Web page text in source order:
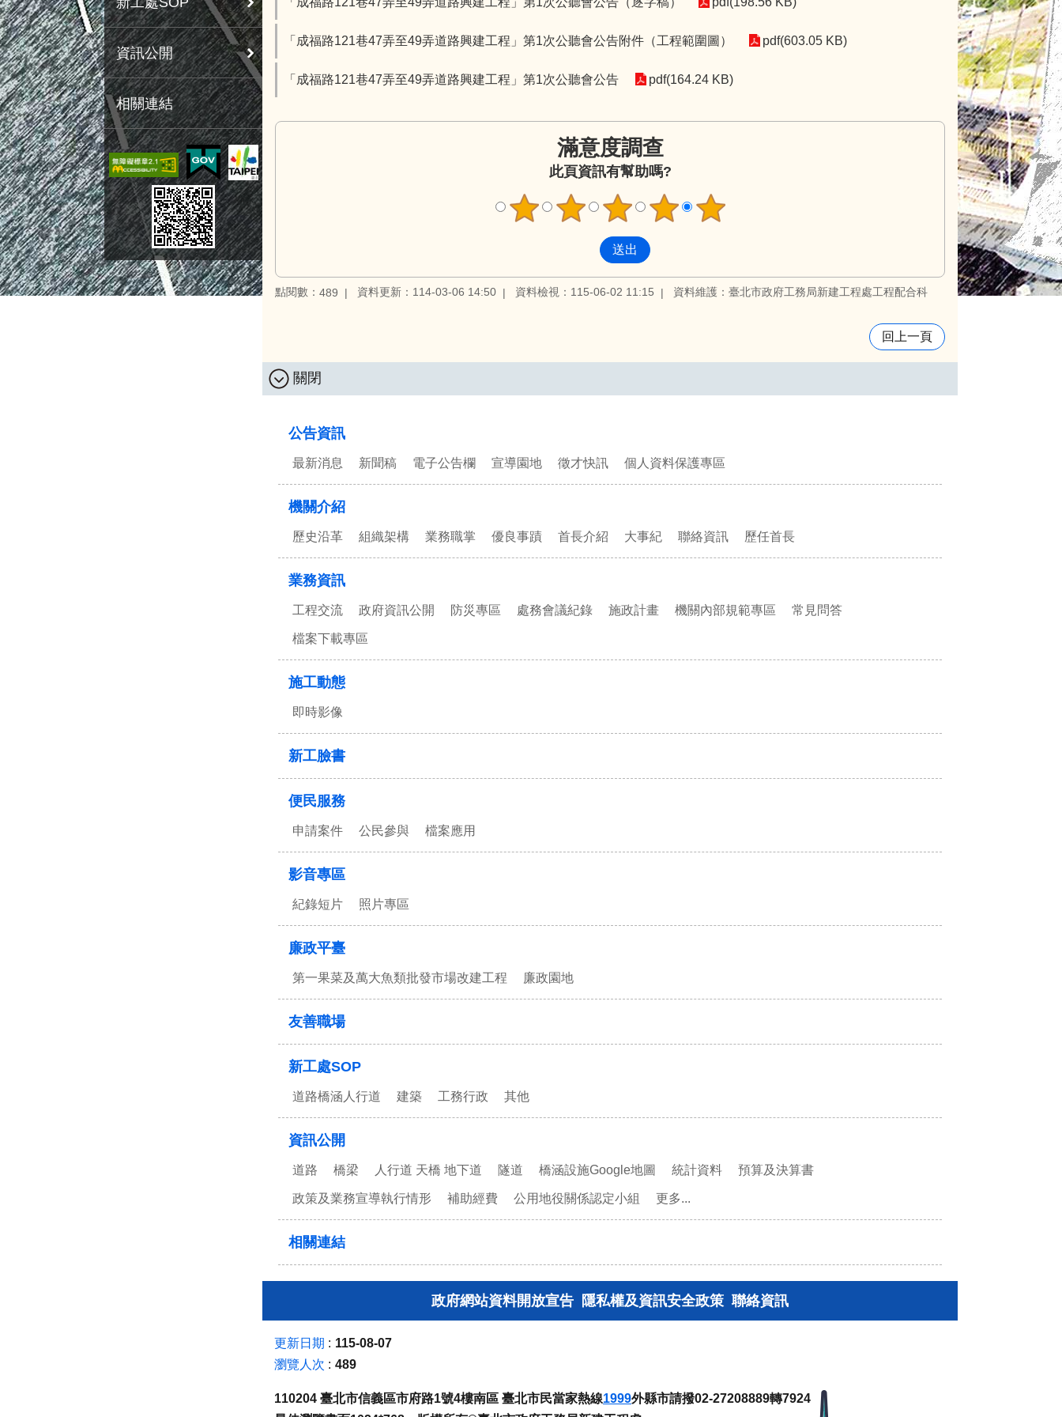
資訊公開
相關連結
「成福路121巷47弄至49弄道路興建工程」第1次公聽會公告附件（工程範圍圖） pdf(603.05 KB)
「成福路121巷47弄至49弄道路興建工程」第1次公聽會公告 pdf(164.24 KB)
滿意度調查
此頁資訊有幫助嗎?
點閱數： 489 資料更新：114-03-06 14:50 資料檢視：115-06-02 11:15 資料維護：臺北市政府工務局新建工程處工程配合科
回上一頁
關閉
公告資訊
最新消息 新聞稿 電子公告欄 宣導園地 徵才快訊 個人資料保護專區
機關介紹
歷史沿革 組織架構 業務職掌 優良事蹟 首長介紹 大事紀 聯絡資訊 歷任首長
業務資訊
工程交流 政府資訊公開 防災專區 處務會議紀錄 施政計畫 機關內部規範專區 常見問答
檔案下載專區
施工動態
即時影像
新工臉書
便民服務
申請案件 公民參與 檔案應用
影音專區
紀錄短片 照片專區
廉政平臺
第一果菜及萬大魚類批發市場改建工程 廉政園地
友善職場
新工處SOP
道路橋涵人行道 建築 工務行政 其他
資訊公開
道路 橋梁 人行道 天橋 地下道 隧道 橋涵設施Google地圖 統計資料 預算及決算書
政策及業務宣導執行情形 補助經費 公用地役關係認定小組 更多...
相關連結
政府網站資料開放宣告 隱私權及資訊安全政策 聯絡資訊
更新日期
115-08-07
瀏覽人次
489
110204 臺北市信義區市府路1號4樓南區 臺北市民當家熱線1999外縣市請撥02-27208889轉7924